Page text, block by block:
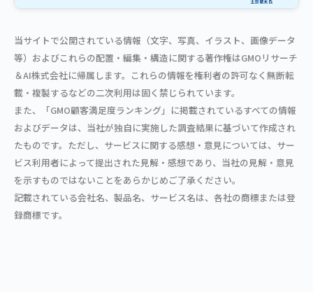
当サイトで公開されている情報（文字、写真、イラスト、画像データ
等）およびこれらの配置・編集・構造に関する著作権はGMOリサーチ
＆AI株式会社に帰属します。これらの情報を権利者の許可なく無断転
載・複製するなどの二次利用は固く禁じられています。
また、「GMO顧客満足度ランキング」に掲載されているすべての情報
およびデータは、当社が独自に実施した調査結果に基づいて作成され
たものです。ただし、サービスに関する感想・意見については、サー
ビス利用者によって提出された見解・感想であり、当社の見解・意見
を示すものではないことをあらかじめご了承ください。
記載されている会社名、製品名、サービス名は、各社の商標または登
録商標です。